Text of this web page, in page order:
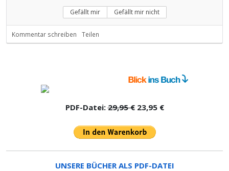
Gefällt mir Gefällt mir nicht
Kommentar schreiben Teilen
PDF-Datei:29,95 €23,95 €
UNSERE BÜCHER ALS PDF-DATEI